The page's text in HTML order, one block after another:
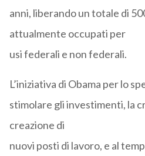
anni, liberando un totale di
attualmente occupati per
usi federali e non federali.
L’iniziativa di Obama per lo
stimolare gli investimenti, la
creazione di
nuovi posti di lavoro, e al